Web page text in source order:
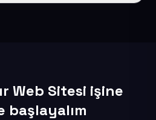
Web Sitesi işine
başlayalım